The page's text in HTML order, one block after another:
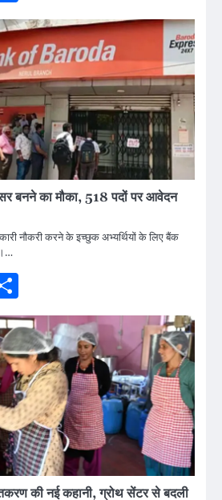
बनने का मौका, 518 पदों पर आवेदन
नौकरी करने के इच्छुक अभ्यर्थियों के लिए बैंक
की नई कहानी, ग्रोथ सेंटर से बदली